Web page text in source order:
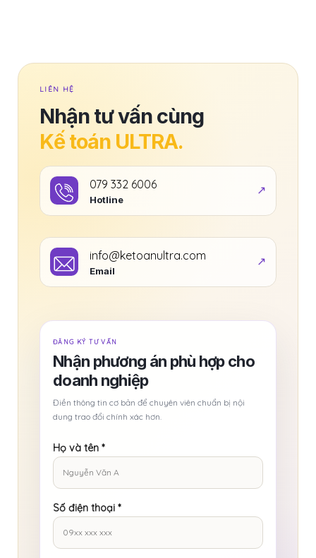
LIÊN HỆ
Nhận tư vấn cùng
Kế toán ULTRA.
Hotline
079 332 6006
Email
info@ketoanultra.com
ĐĂNG KÝ TƯ VẤN
Nhận phương án phù hợp cho
doanh nghiệp
Điền thông tin cơ bản để chuyên viên chuẩn bị nội
dung trao đổi chính xác hơn.
Họ và tên *
Số điện thoại *